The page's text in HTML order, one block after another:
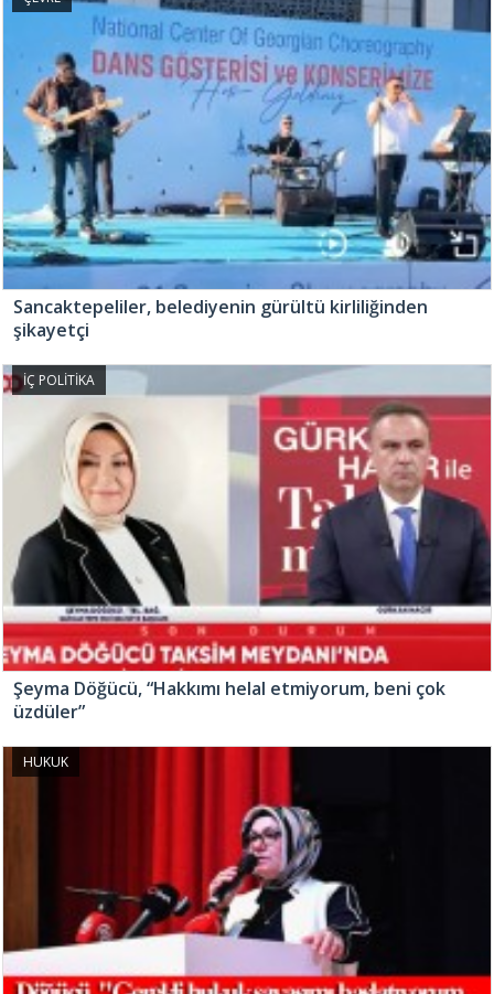
Sancaktepeliler, belediyenin gürültü kirliliğinden
şikayetçi
İÇ POLİTİKA
Şeyma Döğücü, “Hakkımı helal etmiyorum, beni çok
üzdüler”
HUKUK